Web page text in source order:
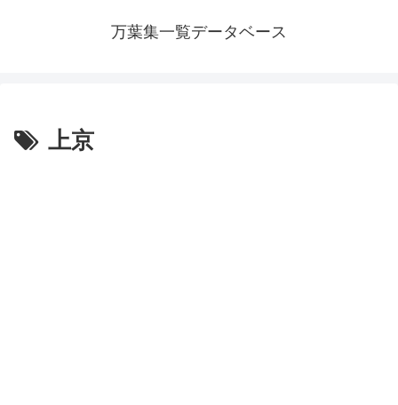
万葉集一覧データベース
上京